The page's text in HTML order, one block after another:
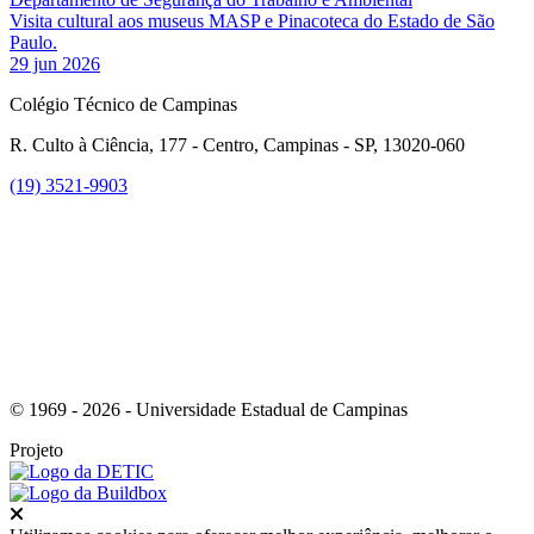
Visita cultural aos museus MASP e Pinacoteca do Estado de São
Paulo.
29 jun 2026
Colégio Técnico de Campinas
R. Culto à Ciência, 177 - Centro, Campinas - SP, 13020-060
(19) 3521-9903
© 1969 - 2026 - Universidade Estadual de Campinas
Projeto